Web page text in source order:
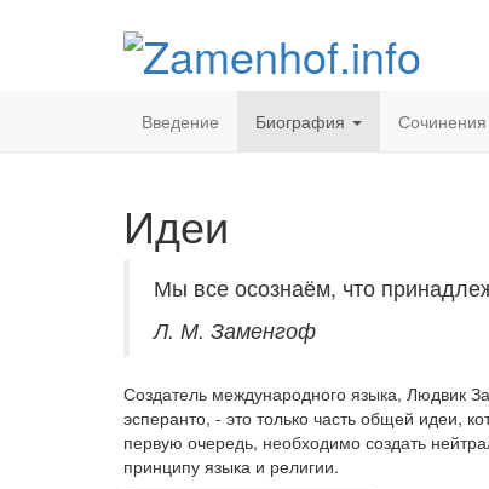
Введение Биография Сочинения
Идеи
Мы все осознаём, что
Л. М. Заменгоф
Создатель международного языка, Людвик
эсперанто, - это только часть общей идеи,
первую очередь, необходимо создать
принципу языка и религии.